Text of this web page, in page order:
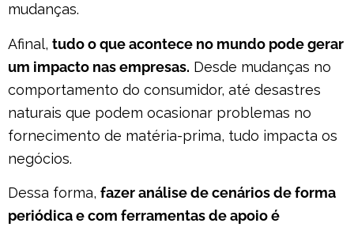
mudanças.
Afinal, tudo o que acontece no mundo pode gerar
um impacto nas empresas. Desde mudanças no
comportamento do consumidor, até desastres
naturais que podem ocasionar problemas no
fornecimento de matéria-prima, tudo impacta os
negócios.
Dessa forma, fazer análise de cenários de forma
periódica e com ferramentas de apoio é